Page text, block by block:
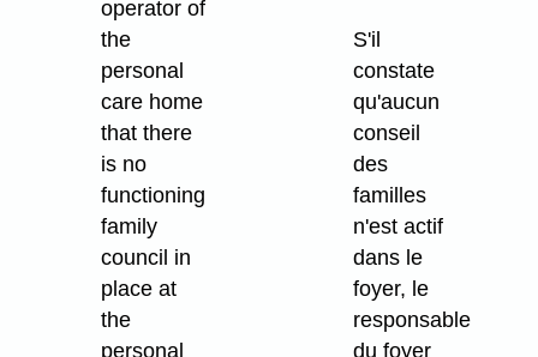
operator of
the
personal
care home
that there
is no
functioning
family
council in
place at
the
personal
S'il
constate
qu'aucun
conseil
des
familles
n'est actif
dans le
foyer, le
responsable
du foyer